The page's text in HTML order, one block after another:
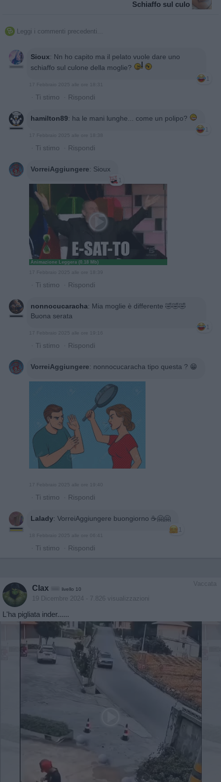
Schiaffo sul culo
 Leggi i commenti precedenti...
Sioux: Nn ho capito ma il pelato vuole dare uno
schiaffo sul culone della moglie?
1
17 Febbraio 2025 alle ore 18:31
· Ti stimo · Rispondi
hamilton89: ha le mani lunghe... come un polipo?
1
17 Febbraio 2025 alle ore 18:38
· Ti stimo · Rispondi
VorreiAggiungere: Sioux
1
Animazione Leggera (0.18 Mb)
17 Febbraio 2025 alle ore 18:39
· Ti stimo · Rispondi
nonnocucaracha: Mia moglie è differente 🤣🤣🤣
Buona serata
1
17 Febbraio 2025 alle ore 19:16
· Ti stimo · Rispondi
VorreiAggiungere: nonnocucaracha tipo questa ? 😁
17 Febbraio 2025 alle ore 19:40
· Ti stimo · Rispondi
Lalady: VorreiAggiungere buongiorno ☕️🤗🤗
1
18 Febbraio 2025 alle ore 06:41
· Ti stimo · Rispondi
Vaccata
Clax livello 10
19 Dicembre 2024 - 7.826 visualizzazioni
L'ha pigliata inder......